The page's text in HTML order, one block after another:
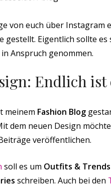
von euch über
gestellt. Eigentlich sollte
Anspruch genommen.
Endlich ist
meinem Fashion Blog
dem neuen Design
veröffentlichen.
soll es um Outfits & Trends
schreiben. Auch bei den